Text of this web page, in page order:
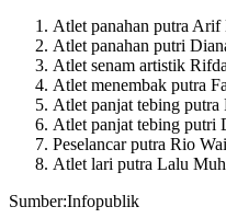
Atlet panahan putra Arif
Atlet panahan putri
Atlet senam artistik
Atlet menembak putra
Atlet panjat tebing
Atlet panjat tebing putri
Peselancar putra Rio
Atlet lari putra Lalu
Sumber:Infopublik